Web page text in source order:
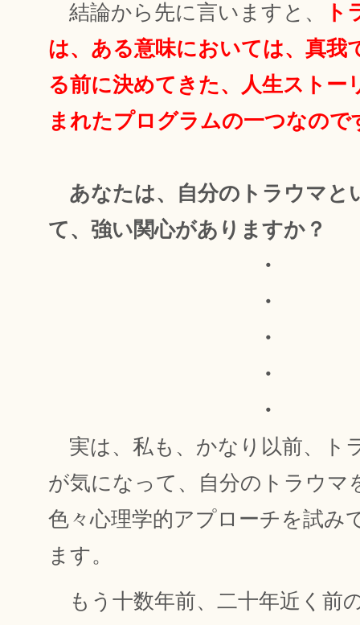
結論から先に言いますと、
ト
は、ある意味においては、真我
る前に決めてきた、人生ストー
まれたプログラムの一つなので
あなたは、自分のトラウマと
て、強い関心がありますか？
・
・
・
・
・
実は、私も、かなり以前、ト
が気になって、自分のトラウマ
色々心理学的アプローチを試み
ます。
もう十数年前、二十年近く前